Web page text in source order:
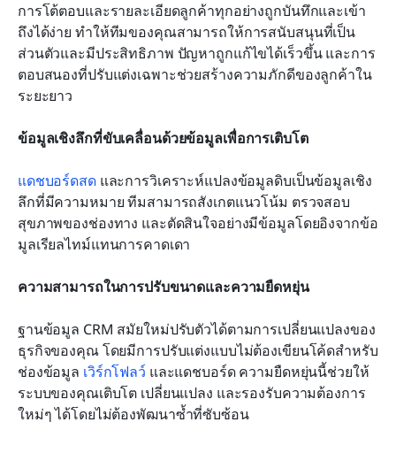
การโต้ตอบและรายละเอียดลูกค้าทุกอย่างถูกบันทึกและเข้า
ถึงได้ง่าย ทำให้ทีมของคุณสามารถให้การสนับสนุนที่เป็น
ส่วนตัวและมีประสิทธิภาพ ปัญหาถูกแก้ไขได้เร็วขึ้น และการ
ตอบสนองที่ปรับแต่งเฉพาะช่วยสร้างความภักดีของลูกค้าใน
ระยะยาว
ข้อมูลเชิงลึกที่ขับเคลื่อนด้วยข้อมูลเพื่อการเติบโต
แดชบอร์ดสด และการวิเคราะห์แปลงข้อมูลดิบเป็นข้อมูลเชิง
ลึกที่มีความหมาย ทีมสามารถสังเกตแนวโน้ม ตรวจสอบ
สุขภาพของช่องทาง และตัดสินใจอย่างมีข้อมูลโดยอิงจากข้อ
มูลเรียลไทม์แทนการคาดเดา
ความสามารถในการปรับขนาดและความยืดหยุ่น
ฐานข้อมูล CRM สมัยใหม่ปรับตัวได้ตามการเปลี่ยนแปลงของ
ธุรกิจของคุณ โดยมีการปรับแต่งแบบไม่ต้องเขียนโค้ดสำหรับ
ช่องข้อมูล เวิร์กโฟลว์ และแดชบอร์ด ความยืดหยุ่นนี้ช่วยให้
ระบบของคุณเติบโต เปลี่ยนแปลง และรองรับความต้องการ
ใหม่ๆ ได้โดยไม่ต้องพัฒนาซ้ำที่ซับซ้อน